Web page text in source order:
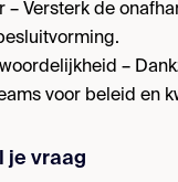
– Versterk de
–
voor beleid en
je vraag